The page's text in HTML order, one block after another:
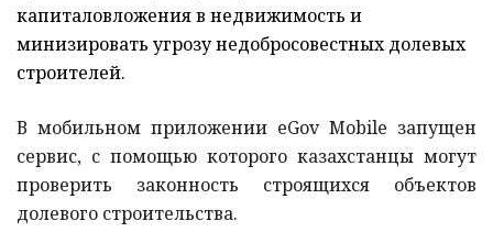
капиталовложения в недвижимость и
минизировать угрозу недобросовестных долевых
строителей.
В мобильном приложении eGov Mobile запущен
сервис, с помощью которого казахстанцы могут
проверить законность строящихся объектов
долевого строительства.